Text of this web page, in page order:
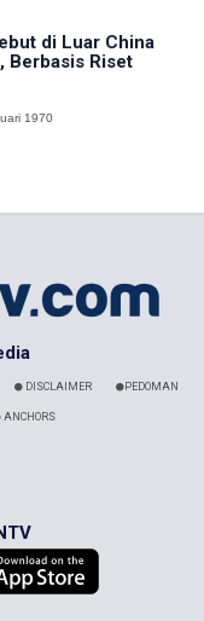
di Luar China
Berbasis Riset
1970
DISCLAIMER PEDOMAN
ANCHORS